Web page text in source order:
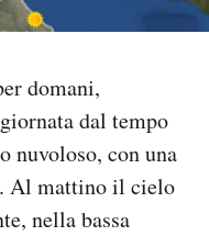
domani,
dal tempo
nuvoloso, con una
Al mattino il cielo
nella bassa